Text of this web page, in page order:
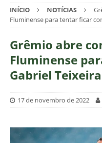
INÍCIO NOTÍCIAS
Fluminense para tentar ficar
Grêmio abre
Fluminense
Gabriel Teixeira
17 de novembro de 2022